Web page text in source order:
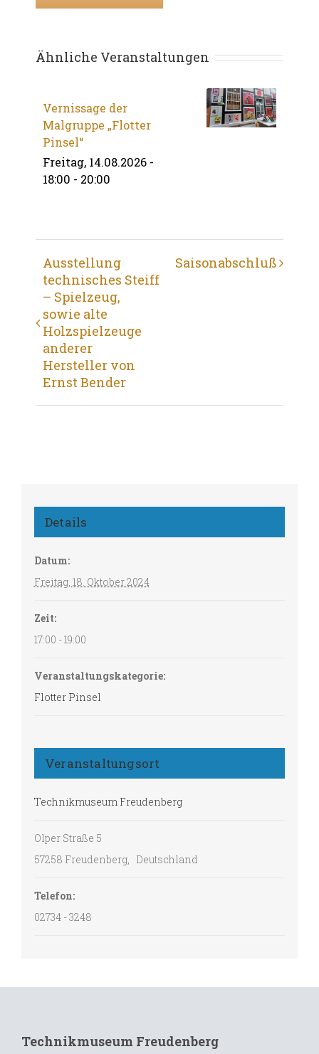
Ähnliche Veranstaltungen
Vernissage der
Malgruppe „Flotter
Pinsel“
Freitag, 14.08.2026 -
18:00 - 20:00
Veranstaltung
Navigation
Ausstellung
technisches Steiff
– Spielzeug,
sowie alte
Holzspielzeuge
anderer
Hersteller von
Ernst Bender
Saisonabschluß
Details
Datum:
Freitag, 18. Oktober 2024
Zeit:
17:00 - 19:00
Veranstaltungskategorie:
Flotter Pinsel
Veranstaltungsort
Technikmuseum Freudenberg
Olper Straße 5
57258 Freudenberg, Deutschland
Telefon:
02734 - 3248
Technikmuseum Freudenberg